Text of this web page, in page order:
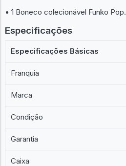
• 1 Boneco colecionável Funko Pop.
Especificações
Especificações Básicas
Franquia
Marca
Condição
Garantia
Caixa